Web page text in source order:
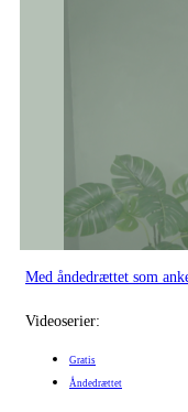
Med åndedrættet som
Videoserier:
Gratis
Åndedrættet